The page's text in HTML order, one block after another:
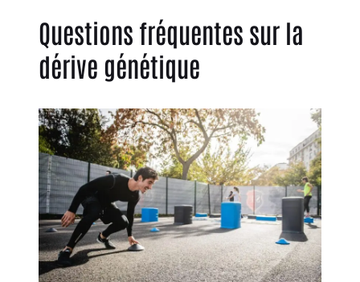
Questions fréquentes sur la
dérive génétique